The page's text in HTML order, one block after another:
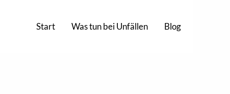
Start Was tun bei Unfällen Blog